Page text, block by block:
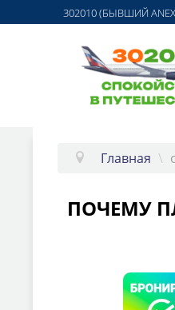
302010 (БЫВШИЙ
Главная \
ПОЧЕМУ